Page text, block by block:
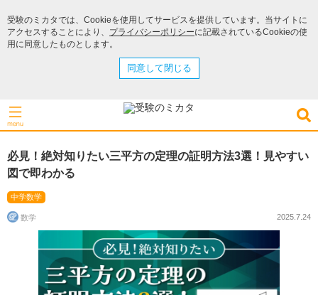
受験のミカタでは、Cookieを使用してサービスを提供しています。当サイトに
アクセスすることにより、 プライバシーポリシーに記載されているCookieの使
用に同意したものとします。
同意して閉じる
必見！絶対知りたい三平方の定理の証明方法3選！見やすい
図で即わかる
中学数学
数学 2025.7.24